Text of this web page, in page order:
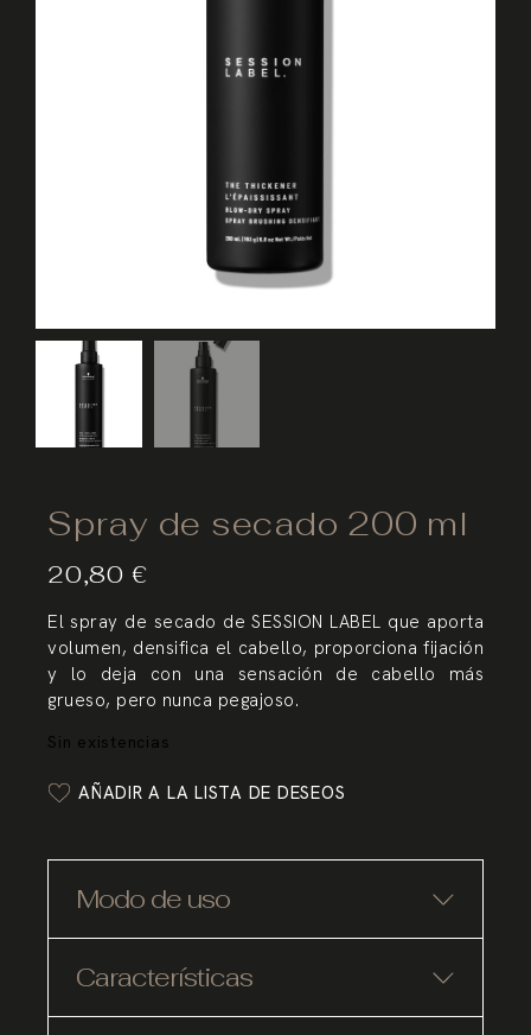
Spray de secado 200 ml
20,80 €
El spray de secado de SESSION LABEL que aporta
volumen, densifica el cabello, proporciona fijación
y lo deja con una sensación de cabello más
grueso, pero nunca pegajoso.
Sin existencias
AÑADIR A LA LISTA DE DESEOS
Modo de uso
Características